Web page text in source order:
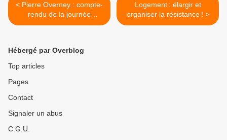
< Pierre Overney : compte-
rendu de la journée
d’hommage
Logement : élargir et
organiser la résistance ! >
Hébergé par Overblog
Top articles
Pages
Contact
Signaler un abus
C.G.U.